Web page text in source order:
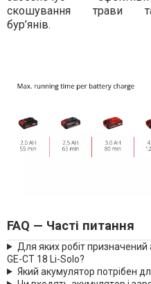
скошування трави
бур’янів.
FAQ — Часті питання
Для яких робіт
GE-CT 18 Li-Solo?
Який акумулятор потрібен